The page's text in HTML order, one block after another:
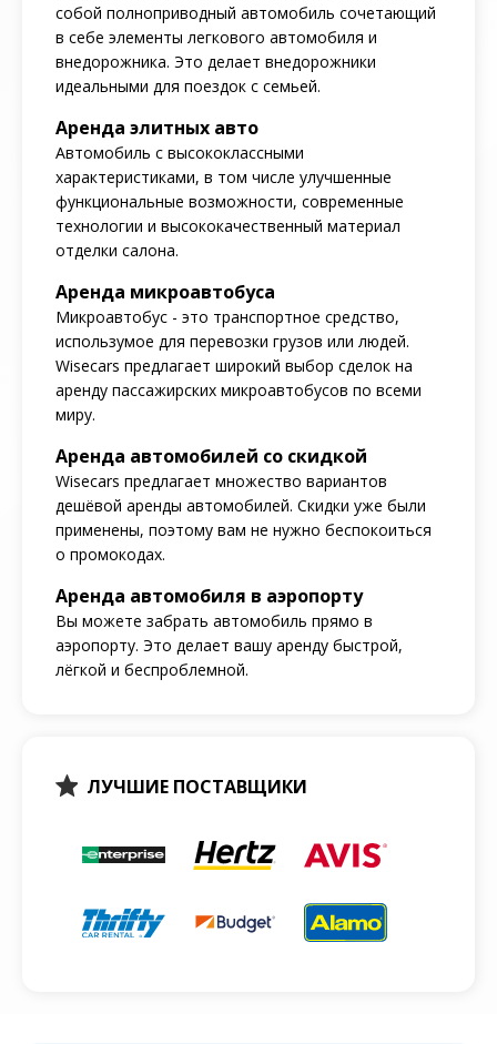
собой полноприводный автомобиль сочетающий
в себе элементы легкового автомобиля и
внедорожника. Это делает внедорожники
идеальными для поездок с семьей.
Аренда элитных авто
Автомобиль с высококлассными
характеристиками, в том числе улучшенные
функциональные возможности, современные
технологии и высококачественный материал
отделки салона.
Аренда микроавтобуса
Микроавтобус - это транспортное средство,
использумое для перевозки грузов или людей.
Wisecars предлагает широкий выбор сделок на
аренду пассажирских микроавтобусов по всеми
миру.
Аренда автомобилей со скидкой
Wisecars предлагает множество вариантов
дешёвой аренды автомобилей. Скидки уже были
применены, поэтому вам не нужно беспокоиться
о промокодах.
Аренда автомобиля в аэропорту
Вы можете забрать автомобиль прямо в
аэропорту. Это делает вашу аренду быстрой,
лёгкой и беспроблемной.
ЛУЧШИЕ ПОСТАВЩИКИ